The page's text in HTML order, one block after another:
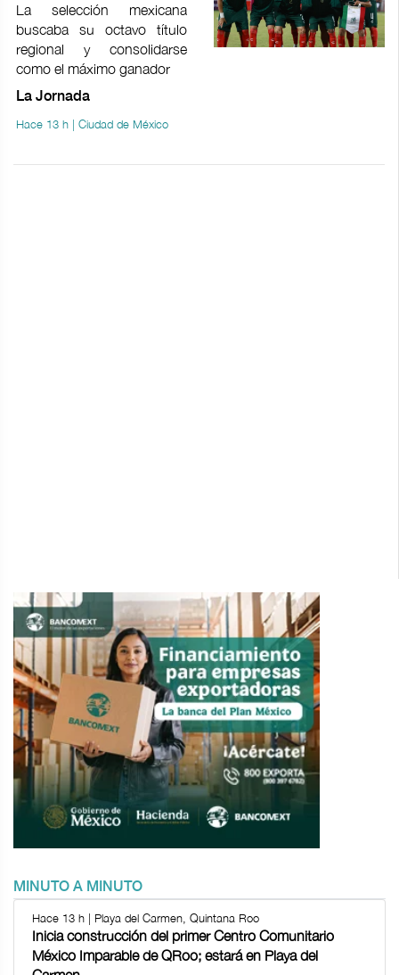
La selección mexicana
buscaba su octavo título
regional y consolidarse
como el máximo ganador
La Jornada
Hace 13 h | Ciudad de México
MINUTO A MINUTO
Hace 13 h | Playa del Carmen, Quintana Roo
Inicia construcción del primer Centro Comunitario
México Imparable de QRoo; estará en Playa del